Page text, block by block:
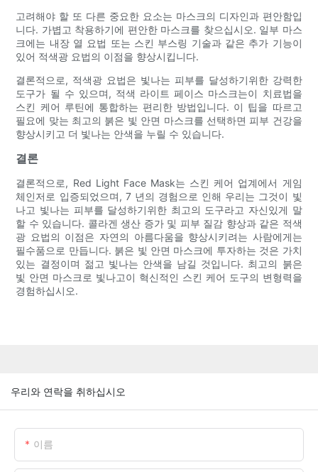
고려해야 할 또 다른 중요한 요소는 마스크의 디자인과 편안함입
니다. 가볍고 착용하기에 편안한 마스크를 찾으십시오. 일부 마스
크에는 내장 열 요법 또는 스킨 부스링 기술과 같은 추가 기능이
있어 적색광 요법의 이점을 향상시킵니다.
결론적으로, 적색광 요법은 빛나는 피부를 달성하기위한 강력한
도구가 될 수 있으며, 적색 라이트 페이스 마스크는이 치료법을
스킨 케어 루틴에 통합하는 편리한 방법입니다. 이 팁을 따르고
필요에 맞는 최고의 붉은 빛 안면 마스크를 선택하면 피부 건강을
향상시키고 더 빛나는 안색을 누릴 수 있습니다.
결론
결론적으로, Red Light Face Mask는 스킨 케어 업계에서 게임
체인저로 입증되었으며, 7 년의 경험으로 인해 우리는 그것이 빛
나고 빛나는 피부를 달성하기위한 최고의 도구라고 자신있게 말
할 수 있습니다. 콜라겐 생산 증가 및 피부 질감 향상과 같은 적색
광 요법의 이점은 자연의 아름다움을 향상시키려는 사람에게는
필수품으로 만듭니다. 붉은 빛 안면 마스크에 투자하는 것은 가치
있는 결정이며 젊고 빛나는 안색을 남길 것입니다. 최고의 붉은
빛 안면 마스크로 빛나고이 혁신적인 스킨 케어 도구의 변형력을
경험하십시오.
우리와 연락을 취하십시오
이름